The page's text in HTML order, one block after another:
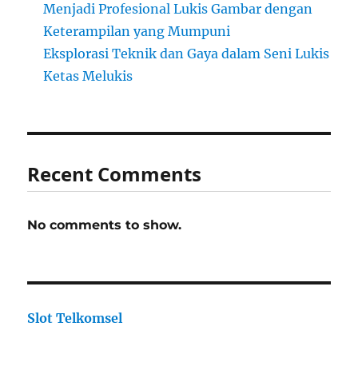
Menjadi Profesional Lukis Gambar dengan
Keterampilan yang Mumpuni
Eksplorasi Teknik dan Gaya dalam Seni Lukis
Ketas Melukis
Recent Comments
No comments to show.
Slot Telkomsel